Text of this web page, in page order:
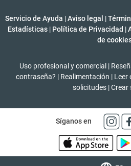
Servicio de Ayuda |Aviso legal |
Estadísticas | Política de Privacidad |
de
Uso profesional y comercial |
contraseña? | Realimentación | Leer
solicitudes |Crear
Síganos en